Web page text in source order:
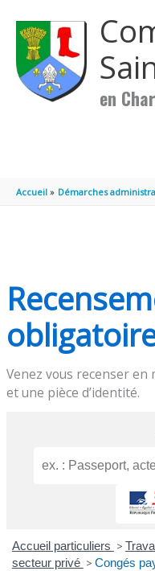
en
Accueil Démarches
Venez vous recenser en
et une pièce d’identité.
Accueil particuliers >
secteur privé > Congés